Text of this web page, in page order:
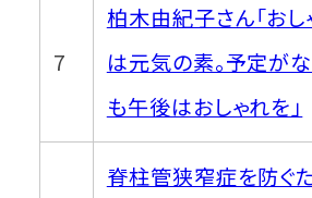
7
柏木由紀子さん「おし
は元気の素。予定がな
も午後はおしゃれを」
脊柱管狭窄症を防ぐ